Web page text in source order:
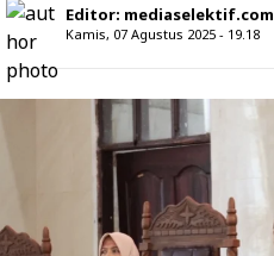
Editor: mediaselektif.com
Kamis, 07 Agustus 2025 - 19.18